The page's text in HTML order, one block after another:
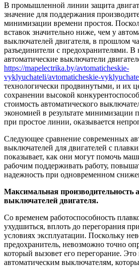
В промышленной линии защита
значение для поддержания
минимизации времени простоя.
вставок значительно ниже, чем у
выключателей двигателя, в прошлом
разъединители с предохранителями. В
автоматические выключатели
https://mapelectrika.by/avtomaticheskie-
vyklyuchateli/avtomaticheskie-
технологически продвинутыми, и их
сохранении высокой
стоимость автоматического
экономией в результате минимизации
при простое линии, оказывается
Следующее сравнение современных
выключателей для двигателей с
показывает, как они могут помочь
рабочим поддерживать работу,
надежность при одновременном
Максимальная производительность
выключателей двигателя.
Со временем работоспособность
ухудшиться, вплоть до перегорания
условиях эксплуатации. Поскольку
предохранитель, невозможно точно
который вызовет его перегорание. Это
автоматическим выключателям,